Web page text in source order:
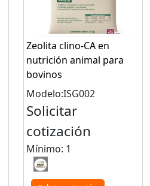
Zeolita clino-CA en
nutrición animal para
bovinos
Modelo:ISG002
Solicitar
cotización
Mínimo: 1